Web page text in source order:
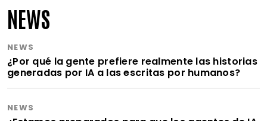
NEWS
NEWS
¿Por qué la gente prefiere realmente las historias
generadas por IA a las escritas por humanos?
NEWS